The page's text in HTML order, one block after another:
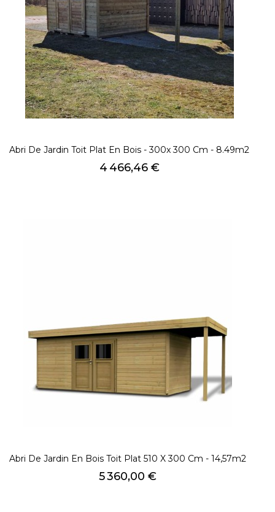
Abri De Jardin Toit Plat En Bois - 300x 300 Cm - 8.49m2
Prix
4 466,46 €
Abri De Jardin En Bois Toit Plat 510 X 300 Cm - 14,57m2
Prix
5 360,00 €